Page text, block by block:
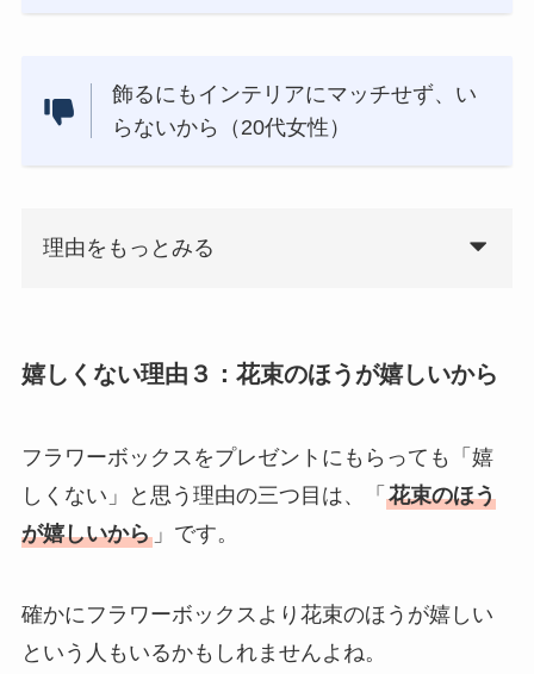
飾るにもインテリアにマッチせず、い
らないから（20代女性）
理由をもっとみる
嬉しくない理由３：花束のほうが嬉しいから
フラワーボックスをプレゼントにもらっても「嬉
しくない」と思う理由の三つ目は、「 花束のほう
が嬉しいから」です。
確かにフラワーボックスより花束のほうが嬉しい
という人もいるかもしれませんよね。